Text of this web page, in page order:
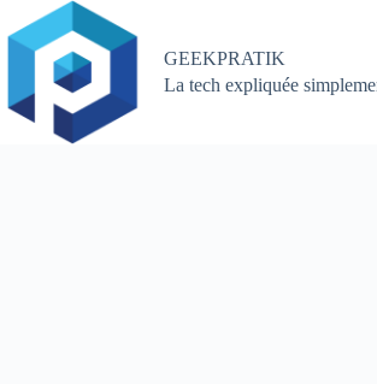
au
contenu
GEEKPRATIK
La tech expliquée